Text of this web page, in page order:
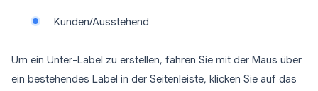
Kunden/Ausstehend
Um ein Unter-Label zu erstellen, fahren Sie mit der Maus über
ein bestehendes Label in der Seitenleiste, klicken Sie auf das